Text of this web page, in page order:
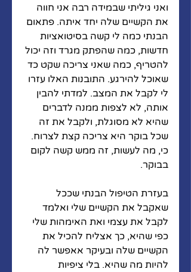
ואני גיליתי שבמידה רבה אני חווה
את הקשיים שלה יחד איתה. פתאום
הבנתי כמה לי קשה בסיטואציות
חדשות, כמה שהפתק מגרד וזה יכול
להטריף, כמה שאני צריכה שקט כד
שאוכל להירגע. התובנות האלו עזרו
לי לקבל את המצב. למדתי להבין
אותה, לא לצפות ממנה לדברים
שהיא לא מסוגלת, ולקבל את זה
שכל בוקר היא צריכה קצת לצרוח.
כי, מה לעשות, זה ממש קשה לקום
בבוקר.
בעזרת הטיפול הבנתי שככל
שאקבל את הקשיים שלי ואלמד
לקבל את עצמי ואת האימהות שלי
כפי שהיא, כך אצליח להכיל את
הקשיים שלה ובעיקר אאפשר לה
להיות מה שהיא. בלי ציפיות